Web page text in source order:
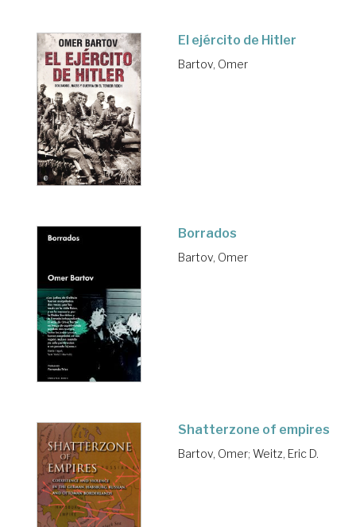
El ejército de Hitler
Bartov, Omer
Borrados
Bartov, Omer
Shatterzone of empires
Bartov, Omer; Weitz, Eric D.